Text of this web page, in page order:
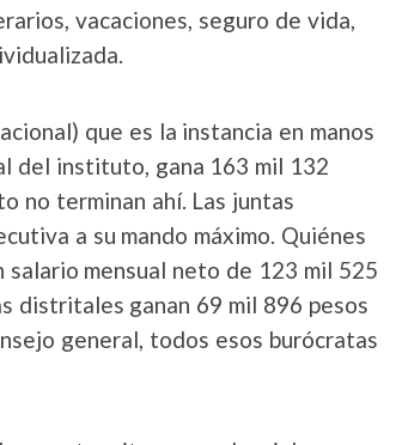
vacaciones, seguro de vida,
que es la instancia en manos
del instituto, gana 163 mil 132
no terminan ahí. Las juntas
a su mando máximo. Quiénes
mensual neto de 123 mil 525
distritales ganan 69 mil 896 pesos
general, todos esos burócratas